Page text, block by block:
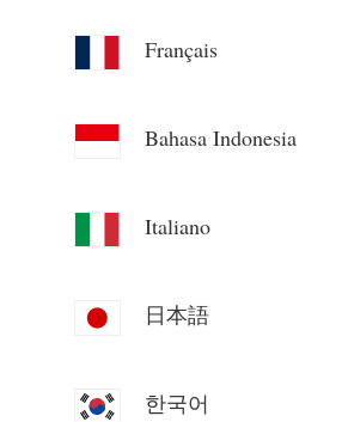
Πόροι
Τεκμηρίωση
FAQ
Ιστολόγιο
Πρόγραμμα συνεισφερόντων
Δραστηριότητες IAMMETER
App Store
Κατάταξη PV
Λύσεις
Σχετικά με εμάς
Français
Bahasa Indonesia
Italiano
日本語
한국어